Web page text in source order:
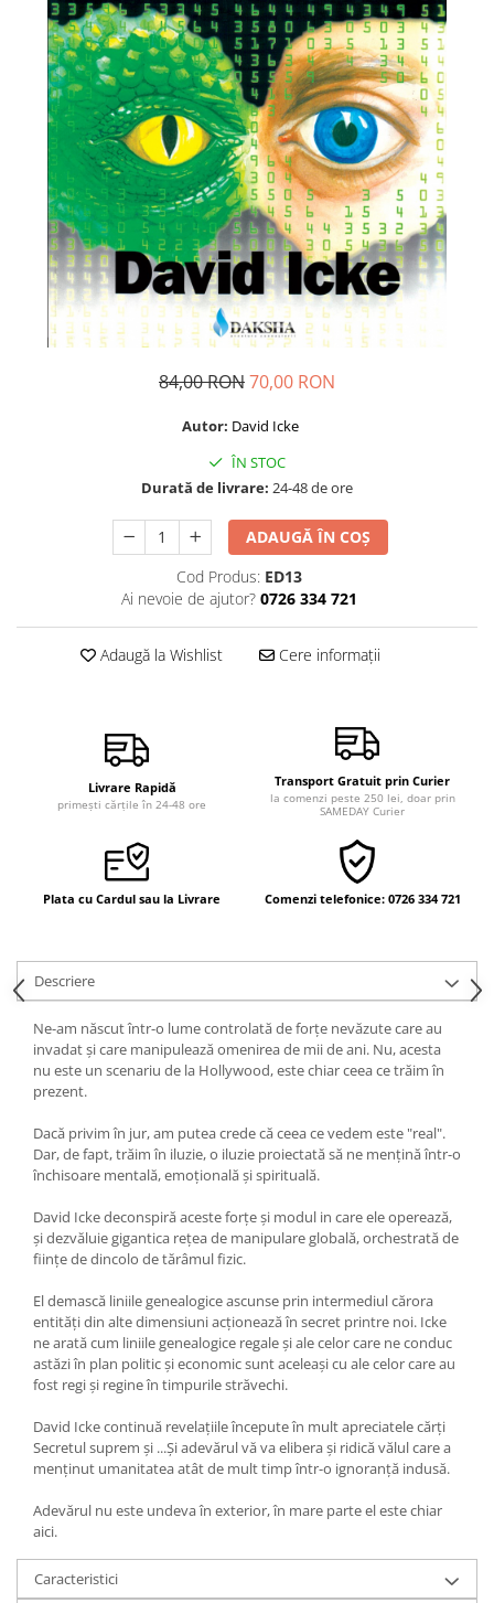
Astrologie
Știință
Seria Montauk
Mistere
Seria Chico Xavier
Seria Helena Blavatsky
Oracole
Sănătate
Umor
Ficțiune
Psihologie practică
Seria Masaru Emoto
Inspiraţie divină
Vindecare spirituală
Viaţa de după moarte
Supă de pui pentru suflet
Yoga
Oracol
Spiritualitate şi ştiinţă
Fără categorie
Cunoaștere
84,00 RON70,00 RON
Autor: David Icke
ÎN STOC
Durată de livrare: 24-48 de ore
ADAUGĂ ÎN COȘ
Cod Produs: ED13
Ai nevoie de ajutor? 0726 334 721
Adaugă la Wishlist Cere informații
Livrare Rapidă
primești cărțile în 24-48 ore
Transport Gratuit prin Curier
la comenzi peste 250 lei, doar prin
SAMEDAY Curier
Plata cu Cardul sau la Livrare Comenzi telefonice: 0726 334 721
Descriere
Ne-am născut într-o lume controlată de forţe nevăzute care au
invadat şi care manipulează omenirea de mii de ani. Nu, acesta
nu este un scenariu de la Hollywood, este chiar ceea ce trăim în
prezent.
Dacă privim în jur, am putea crede că ceea ce vedem este "real".
Dar, de fapt, trăim în iluzie, o iluzie proiectată să ne menţină într-o
închisoare mentală, emoţională şi spirituală.
David Icke deconspiră aceste forţe şi modul in care ele operează,
şi dezvăluie gigantica reţea de manipulare globală, orchestrată de
fiinţe de dincolo de tărâmul fizic.
El demască liniile genealogice ascunse prin intermediul cărora
entităţi din alte dimensiuni acţionează în secret printre noi. Icke
ne arată cum liniile genealogice regale şi ale celor care ne conduc
astăzi în plan politic şi economic sunt aceleaşi cu ale celor care au
fost regi şi regine în timpurile străvechi.
David Icke continuă revelaţiile începute în mult apreciatele cărţi
Secretul suprem şi ...Și adevărul vă va elibera şi ridică vălul care a
menţinut umanitatea atât de mult timp într-o ignoranţă indusă.
Adevărul nu este undeva în exterior, în mare parte el este chiar
aici.
Caracteristici